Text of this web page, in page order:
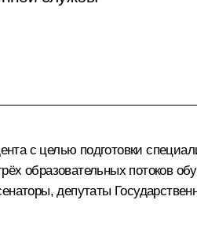
с целью подготовки
образовательных потоков
депутаты